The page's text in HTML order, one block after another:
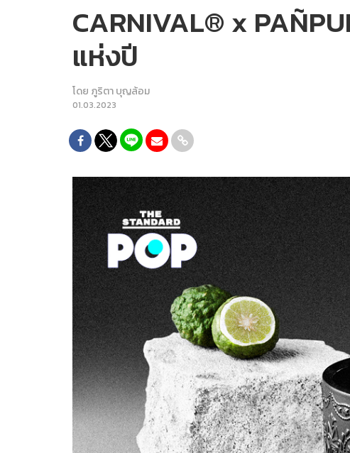
CARNIVAL® x
แห่งปี
โดย ภูริตา บุญล้อม
01.03.2023